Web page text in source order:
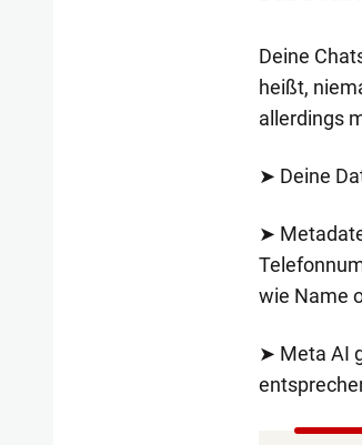
Deine
heißt,
allerdings
➤ Deine
➤
wie Name
➤ Meta AI